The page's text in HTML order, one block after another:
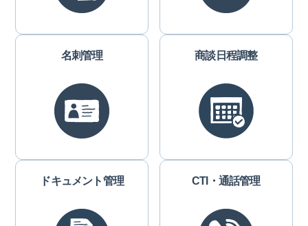
名刺管理 商談日程調整
ドキュメント管理 CTI・通話管理